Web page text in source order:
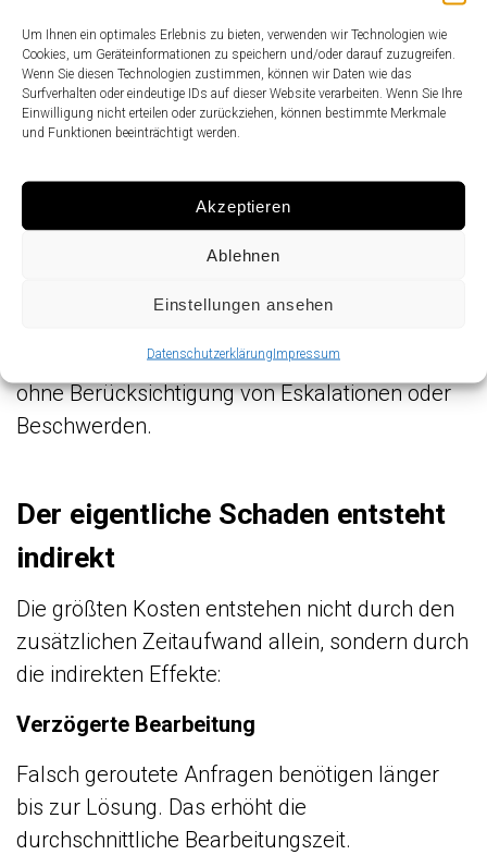
Um Ihnen ein optimales Erlebnis zu bieten, verwenden wir Technologien wie
Cookies, um Geräteinformationen zu speichern und/oder darauf zuzugreifen.
Wenn Sie diesen Technologien zustimmen, können wir Daten wie das
Surfverhalten oder eindeutige IDs auf dieser Website verarbeiten. Wenn Sie Ihre
Einwilligung nicht erteilen oder zurückziehen, können bestimmte Merkmale
und Funktionen beeinträchtigt werden.
Akzeptieren
Ablehnen
Einstellungen ansehen
DatenschutzerklärungImpressum
Dann ergibt sich:
230.000 × 10 % × 5 Minuten =115.000 Minuten
zusätzlicher Aufwand
Das entspricht:
1.900 Stunden pro Jahr
1,3 Vollzeitstellen
Und das ist nur der direkte Mehraufwand –
ohne Berücksichtigung von Eskalationen oder
Beschwerden.
Der eigentliche Schaden entsteht
indirekt
Die größten Kosten entstehen nicht durch den
zusätzlichen Zeitaufwand allein, sondern durch
die indirekten Effekte:
Verzögerte Bearbeitung
Falsch geroutete Anfragen benötigen länger
bis zur Lösung. Das erhöht die
durchschnittliche Bearbeitungszeit.